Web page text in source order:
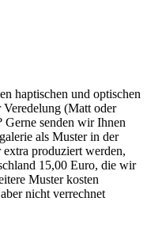
haptischen und optischen
(Matt oder
senden wir Ihnen
als Muster in der
produziert werden,
15,00 Euro, die wir
Muster kosten
nicht verrechnet